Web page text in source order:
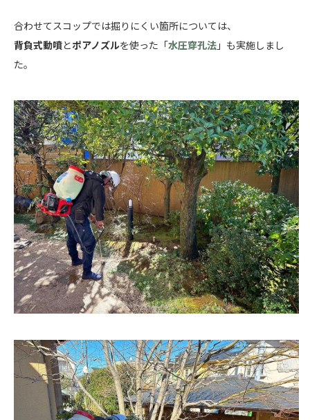
合わせてスコップでは掘りにくい箇所については、
背負式動噴とポアノズルを使った「水圧穿孔法 」も実施しまし
た。